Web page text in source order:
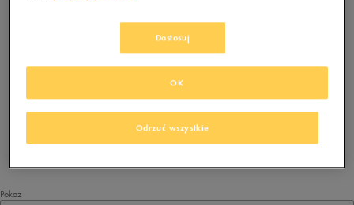
Brak produktów do wyświetlenia
Zmień kryteria wyszukiwania lub
usuń wybrane filtry
Pokaż
Dostosuj
Odrzuć wszystkie
OK